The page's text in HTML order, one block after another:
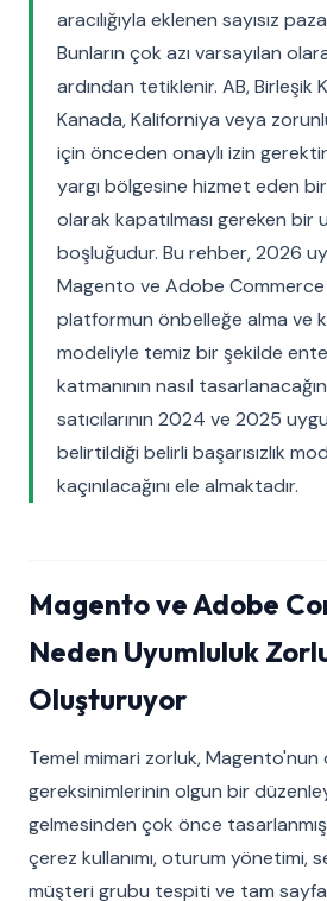
aracılığıyla eklenen sayısız
Bunların çok azı varsayılan
ardından tetiklenir. AB, Birleşik
Kanada, Kaliforniya veya
için önceden onaylı izin
yargı bölgesine hizmet eden bir
olarak kapatılması gereken bir
boşluğudur. Bu rehber, 2026
Magento ve Adobe
platformun önbelleğe alma ve
modeliyle temiz bir şekilde
katmanının nasıl
satıcılarının 2024 ve 2025
belirtildiği belirli başarısızlık
kaçınılacağını ele almaktadır.
Magento ve Adobe
Neden Uyumluluk
Oluşturuyor
Temel mimari zorluk, Magento'nun
gereksinimlerinin olgun bir
gelmesinden çok önce tasarlanmış
çerez kullanımı, oturum yönetimi,
müşteri grubu tespiti ve tam